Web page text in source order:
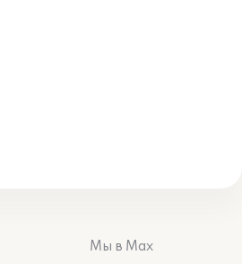
Мы в Max